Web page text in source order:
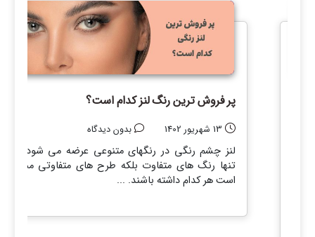
پر فروش ترین رنگ لنز کدام است؟
13 شهریور 1402 بدون دیدگاه
لنز چشم رنگی در رنگهای متنوعی عرضه می شود. نه
تنها رنگ های متفاوت بلکه طرح های متفاوتی ممکن
است هر کدام داشته باشند. ...